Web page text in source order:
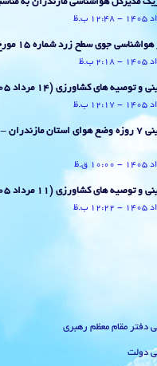
مدیرکل هواشناسی مازندران به
جوی سطح زرد شماره 15 مورخ 14 مرداد 1405
توصیه های کشاورزی (14 مرداد ۱۴۰۵)
توصیه های کشاورزی (11 مرداد ۱۴۰۵)
دفتر مقام معظم رهبری
دولت